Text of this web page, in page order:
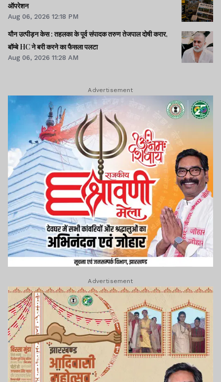
ऑपरेशन
Aug 06, 2026 12:18 PM
यौन उत्पीड़न केस : तहलका के पूर्व संपादक तरुण तेजपाल दोषी करार,
बॉम्बे HC ने बरी करने का फैसला पलटा
Aug 06, 2026 11:28 AM
Advertisement
Advertisement